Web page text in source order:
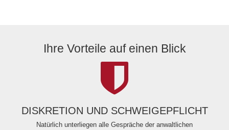
Ihre Vorteile auf einen Blick
DISKRETION UND SCHWEIGEPFLICHT
Natürlich unterliegen alle Gespräche der anwaltlichen